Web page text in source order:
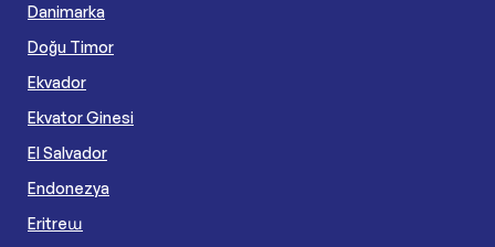
Danimarka
Doğu Timor
Ekvador
Ekvator Ginesi
El Salvador
Endonezya
Eritreա